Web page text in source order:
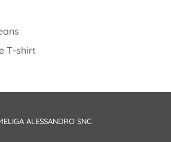
T-shirt
ALESSANDRO SNC